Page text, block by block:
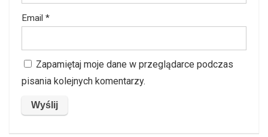
Email *
Zapamiętaj moje dane w przeglądarce podczas
pisania kolejnych komentarzy.